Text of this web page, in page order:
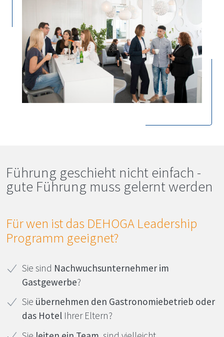
Führung geschieht nicht einfach -
gute Führung muss gelernt werden
Für wen ist das DEHOGA Leadership
Programm geeignet?
Sie sind Nachwuchsunternehmer im
Gastgewerbe?
Sie übernehmen den Gastronomiebetrieb oder
das Hotel Ihrer Eltern?